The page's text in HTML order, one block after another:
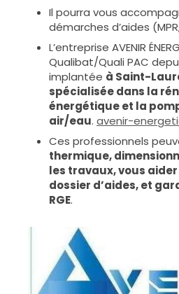
Il pourra vous
démarches d’aides
L’entreprise AVENIR
Qualibat/Quali PAC
implantée à Saint-
spécialisée dans la
énergétique et la
air/eau. avenir-
Ces professionnels
thermique,
les travaux, vous
dossier d’aides, et
RGE.